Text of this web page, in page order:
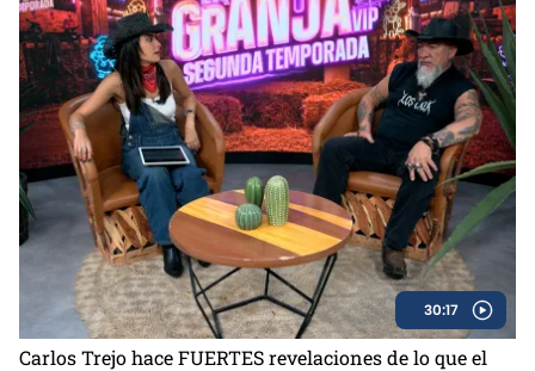
30:17
Carlos Trejo hace FUERTES revelaciones de lo que el